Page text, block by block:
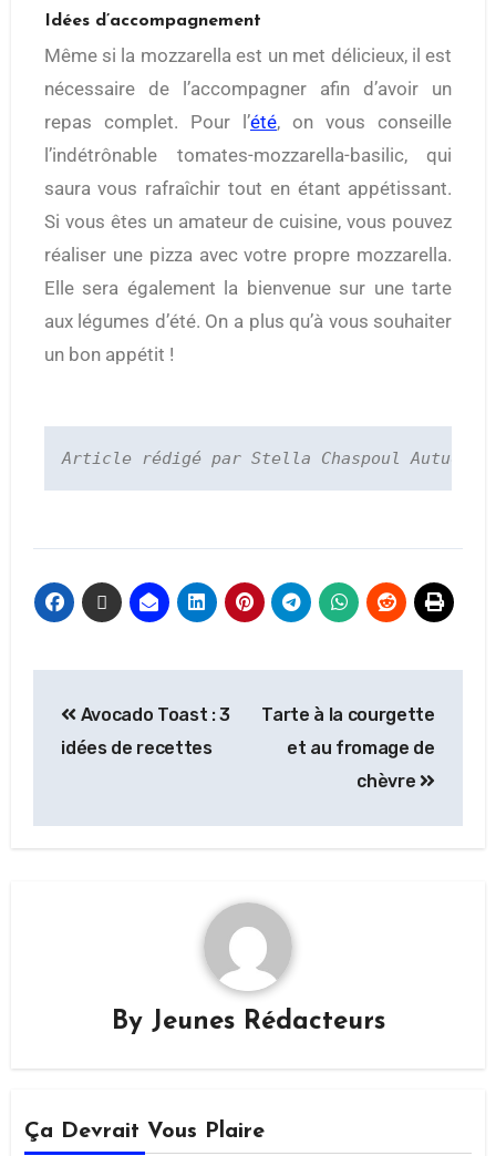
Idées d’accompagnement
Même si la mozzarella est un met délicieux, il est
nécessaire de l’accompagner afin d’avoir un
repas complet. Pour l’été, on vous conseille
l’indétrônable tomates-mozzarella-basilic, qui
saura vous rafraîchir tout en étant appétissant.
Si vous êtes un amateur de cuisine, vous pouvez
réaliser une pizza avec votre propre mozzarella.
Elle sera également la bienvenue sur une tarte
aux légumes d’été. On a plus qu’à vous souhaiter
un bon appétit !
Article rédigé par Stella Chaspoul Autuoro
Avocado Toast : 3
idées de recettes
Tarte à la courgette
et au fromage de
chèvre
By Jeunes Rédacteurs
Ça Devrait Vous Plaire